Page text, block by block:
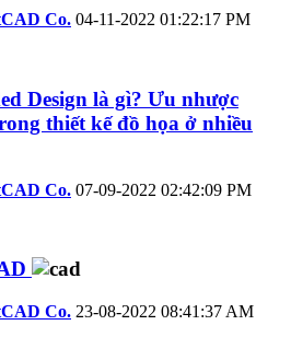
Co. 04-11-2022 01:22:17 PM
Design là gì? Ưu nhược
thiết kế đồ họa ở nhiều
Co. 07-09-2022 02:42:09 PM
Co. 23-08-2022 08:41:37 AM